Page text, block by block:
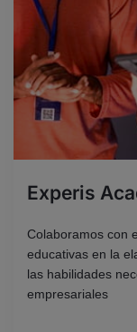
Experis
Colaboramos con
educativas en la
las habilidades
empresariales